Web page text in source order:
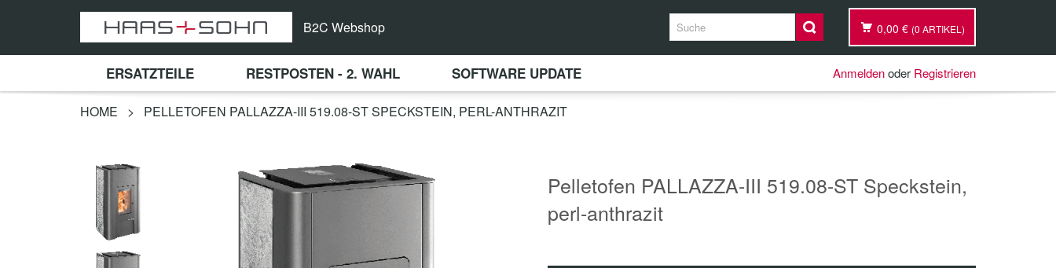
B2C Webshop 0,00 € (0 ARTIKEL)
ERSATZTEILE RESTPOSTEN - 2. WAHL SOFTWARE UPDATE Anmeldenoder Registrieren
HOME > PELLETOFEN PALLAZZA-III 519.08-ST SPECKSTEIN, PERL-ANTHRAZIT
Pelletofen PALLAZZA-III 519.08-ST Speckstein,
perl-anthrazit